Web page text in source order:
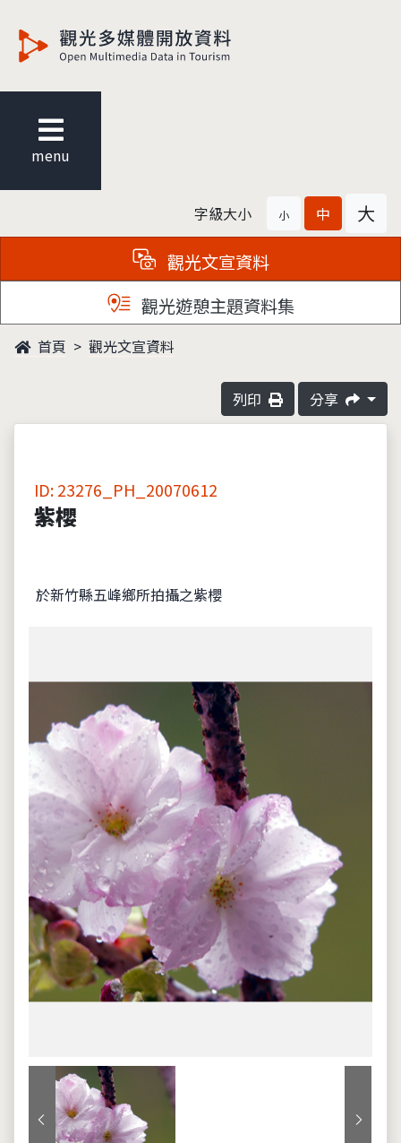
menu
字級大小 小 中 大
觀光文宣資料
觀光遊憩主題資料集
首頁 觀光文宣資料
列印 分享
ID: 23276_PH_20070612
紫櫻
於新竹縣五峰鄉所拍攝之紫櫻
上一張 下一張